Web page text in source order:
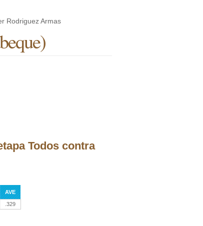
Rodriguez Armas
)
Todos contra
AVE
.329